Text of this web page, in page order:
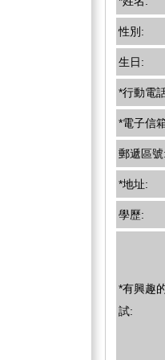
性別:
生日:
*行動電
*電子信
郵遞區
*地址:
學歷:
*有興趣
試: